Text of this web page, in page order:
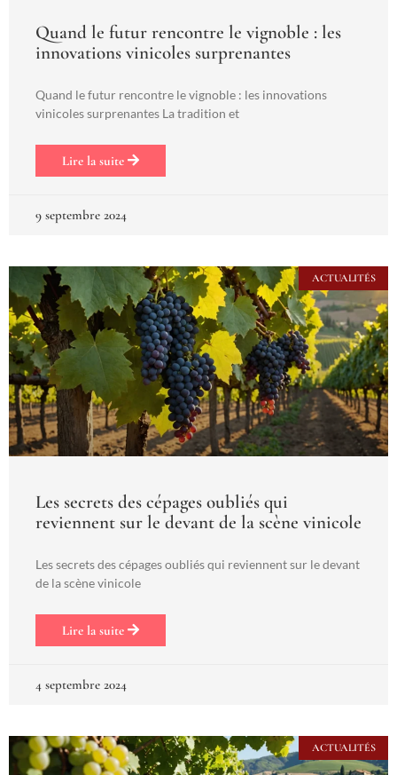
Quand le futur rencontre le vignoble : les
innovations vinicoles surprenantes
Quand le futur rencontre le vignoble : les innovations
vinicoles surprenantes La tradition et
Lire la suite
9 septembre 2024
ACTUALITÉS
Les secrets des cépages oubliés qui
reviennent sur le devant de la scène vinicole
Les secrets des cépages oubliés qui reviennent sur le devant
de la scène vinicole
Lire la suite
4 septembre 2024
ACTUALITÉS